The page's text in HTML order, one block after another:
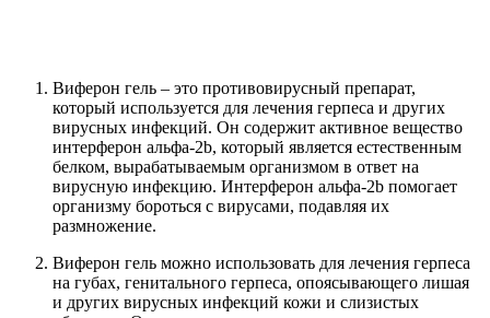
Виферон гель – это противовирусный препарат,
который используется для лечения герпеса и других
вирусных инфекций. Он содержит активное вещество
интерферон альфа-2b, который является естественным
белком, вырабатываемым организмом в ответ на
вирусную инфекцию. Интерферон альфа-2b помогает
организму бороться с вирусами, подавляя их
размножение.
Виферон гель можно использовать для лечения герпеса
на губах, генитального герпеса, опоясывающего лишая
и других вирусных инфекций кожи и слизистых